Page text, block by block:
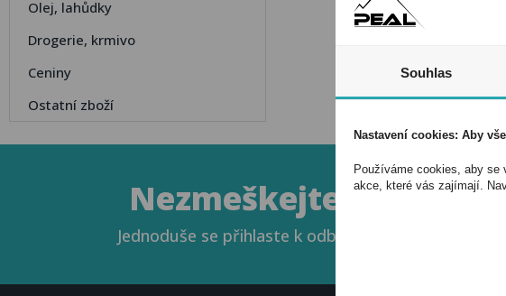
Olej, lahůdky
Drogerie, krmivo
Ceniny
Ostatní zboží
Nezmeškejte naše
Jednoduše se přihlaste k odběru novinek a využijte
Souhlas
Nastavení cookies: Aby
Používáme cookies, aby se
akce, které vás zajímají.